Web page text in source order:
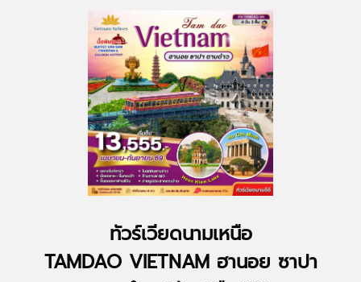
ทัวร์เวียดนามเหนือ
TAMDAO VIETNAM ฮานอย ซาปา